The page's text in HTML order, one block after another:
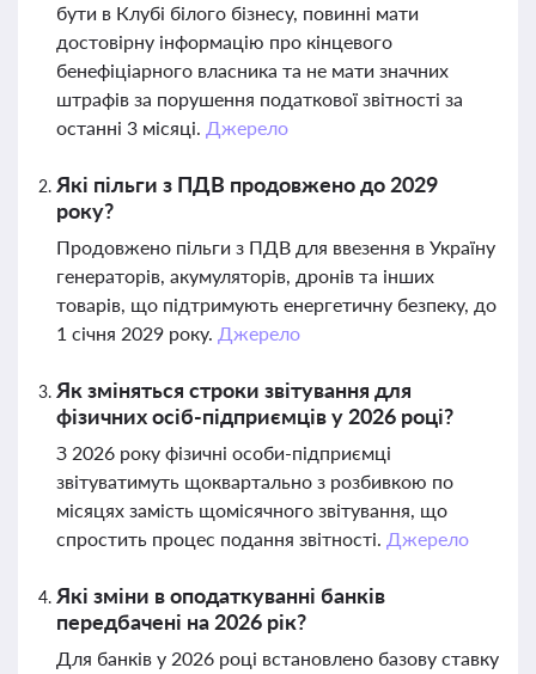
бути в Клубі білого бізнесу, повинні мати
достовірну інформацію про кінцевого
бенефіціарного власника та не мати значних
штрафів за порушення податкової звітності за
останні 3 місяці. Джерело
Які пільги з ПДВ продовжено до 2029
року?
Продовжено пільги з ПДВ для ввезення в Україну
генераторів, акумуляторів, дронів та інших
товарів, що підтримують енергетичну безпеку, до
1 січня 2029 року. Джерело
Як зміняться строки звітування для
фізичних осіб-підприємців у 2026 році?
З 2026 року фізичні особи-підприємці
звітуватимуть щоквартально з розбивкою по
місяцях замість щомісячного звітування, що
спростить процес подання звітності. Джерело
Які зміни в оподаткуванні банків
передбачені на 2026 рік?
Для банків у 2026 році встановлено базову ставку